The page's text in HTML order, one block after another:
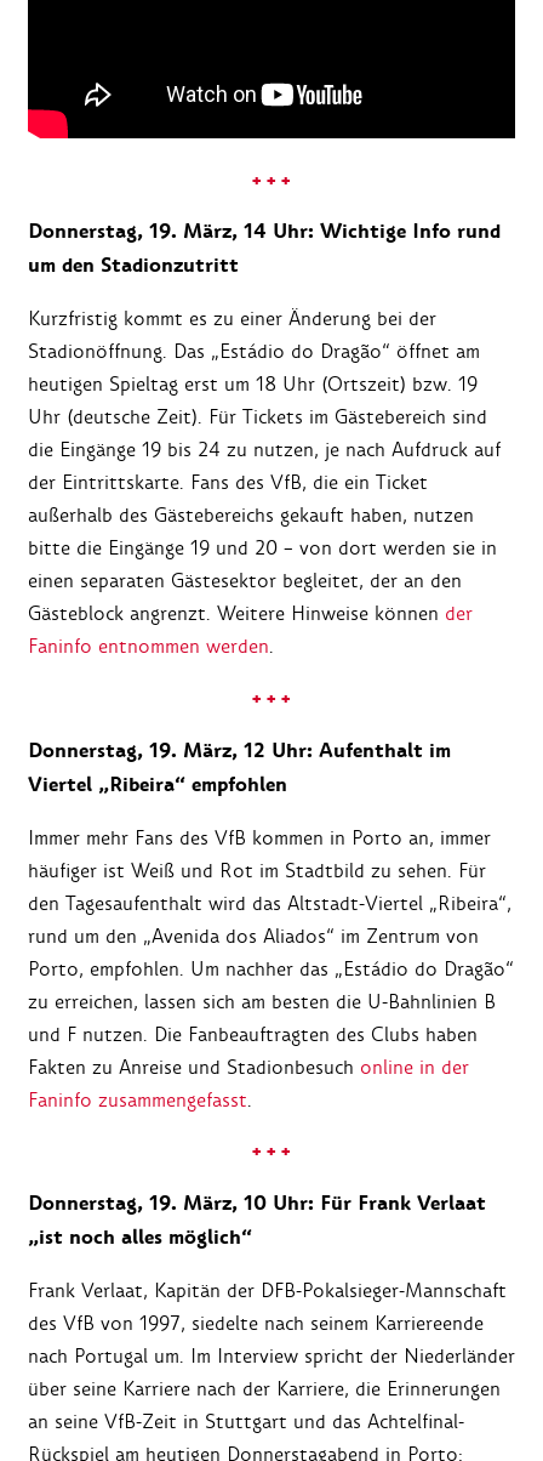
+ + +
Donnerstag, 19. März, 14 Uhr: Wichtige Info rund
um den Stadionzutritt
Kurzfristig kommt es zu einer Änderung bei der
Stadionöffnung. Das „Estádio do Dragão“ öffnet am
heutigen Spieltag erst um 18 Uhr (Ortszeit) bzw. 19
Uhr (deutsche Zeit). Für Tickets im Gästebereich sind
die Eingänge 19 bis 24 zu nutzen, je nach Aufdruck auf
der Eintrittskarte. Fans des VfB, die ein Ticket
außerhalb des Gästebereichs gekauft haben, nutzen
bitte die Eingänge 19 und 20 – von dort werden sie in
einen separaten Gästesektor begleitet, der an den
Gästeblock angrenzt. Weitere Hinweise können der
Faninfo entnommen werden.
+ + +
Donnerstag, 19. März, 12 Uhr: Aufenthalt im
Viertel „Ribeira“ empfohlen
Immer mehr Fans des VfB kommen in Porto an, immer
häufiger ist Weiß und Rot im Stadtbild zu sehen. Für
den Tagesaufenthalt wird das Altstadt-Viertel „Ribeira“,
rund um den „Avenida dos Aliados“ im Zentrum von
Porto, empfohlen. Um nachher das „Estádio do Dragão“
zu erreichen, lassen sich am besten die U-Bahnlinien B
und F nutzen. Die Fanbeauftragten des Clubs haben
Fakten zu Anreise und Stadionbesuch online in der
Faninfo zusammengefasst.
+ + +
Donnerstag, 19. März, 10 Uhr: Für Frank Verlaat
„ist noch alles möglich“
Frank Verlaat, Kapitän der DFB-Pokalsieger-Mannschaft
des VfB von 1997, siedelte nach seinem Karriereende
nach Portugal um. Im Interview spricht der Niederländer
über seine Karriere nach der Karriere, die Erinnerungen
an seine VfB-Zeit in Stuttgart und das Achtelfinal-
Rückspiel am heutigen Donnerstagabend in Porto: